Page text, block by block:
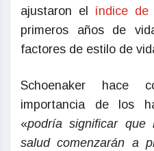
ajustaron el índice de
primeros años de
factores de estilo de
Schoenaker hace
importancia de los
«podría significar que
salud comenzarán a